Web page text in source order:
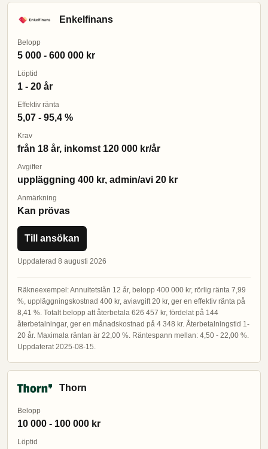
Enkelfinans
Belopp
5 000 - 600 000 kr
Löptid
1 - 20 år
Effektiv ränta
5,07 - 95,4 %
Krav
från 18 år, inkomst 120 000 kr/år
Avgifter
uppläggning 400 kr, admin/avi 20 kr
Anmärkning
Kan prövas
Till ansökan
Uppdaterad 8 augusti 2026
Räkneexempel: Annuitetslån 12 år, belopp 400 000 kr, rörlig ränta 7,99
%, uppläggningskostnad 400 kr, aviavgift 20 kr, ger en effektiv ränta på
8,41 %. Totalt belopp att återbetala 626 457 kr, fördelat på 144
återbetalningar, ger en månadskostnad på 4 348 kr. Återbetalningstid 1-
20 år. Maximala räntan är 22,00 %. Räntespann mellan: 4,50 - 22,00 %.
Uppdaterat 2025-08-15.
Thorn
Belopp
10 000 - 100 000 kr
Löptid